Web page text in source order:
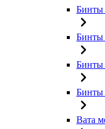
Бинты
Бинты
Бинты
Вата